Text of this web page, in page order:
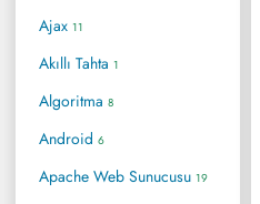
Ajax 11
Akıllı Tahta 1
Algoritma 8
Android 6
Apache Web Sunucusu 19